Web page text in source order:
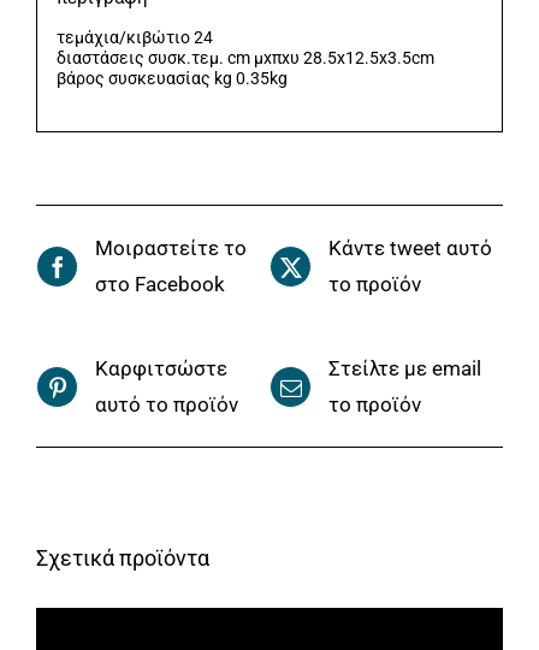
τεμάχια/κιβώτιο 24
διαστάσεις συσκ.τεμ. cm μxπxυ 28.5x12.5x3.5cm
βάρος συσκευασίας kg 0.35kg
Μοιραστείτε το
στο Facebook
Κάντε tweet αυτό
το προϊόν
Καρφιτσώστε
αυτό το προϊόν
Στείλτε με email
το προϊόν
Σχετικά προϊόντα